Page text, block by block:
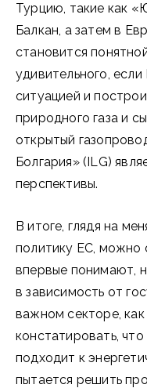
Турцию, такие как
Балкан, а затем в
становится
удивительного,
ситуацией и
природного газа и
открытый
Болгария» (ILG)
перспективы.
В итоге, глядя на
политику ЕС, можно
впервые понимают,
в зависимость от
важном секторе,
констатировать,
подходит к
пытается решить